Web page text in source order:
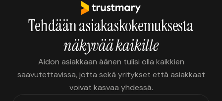
Tehdään asiakaskokemuksesta
näkyvää kaikille
Aidon asiakkaan äänen tulisi olla kaikkien
saavutettavissa, jotta sekä yritykset että asiakkaat
voivat kasvaa yhdessä.